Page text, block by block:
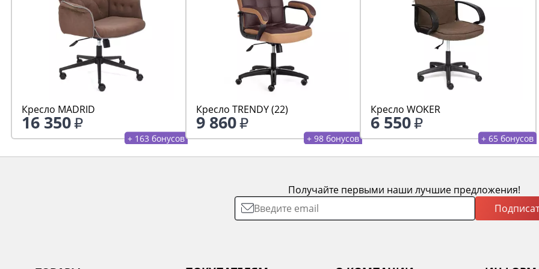
Кресло MADRID
16 350
+ 163 бонусов
Кресло TRENDY (22)
9 860
+ 98 бонусов
Кресло WOKER
6 550
+ 65 бонусов
Получайте первыми наши лучшие предложения!